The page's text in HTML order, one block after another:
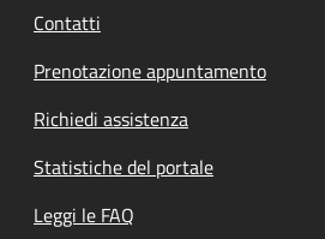
Contatti
Prenotazione appuntamento
Richiedi assistenza
Statistiche del portale
Leggi le FAQ